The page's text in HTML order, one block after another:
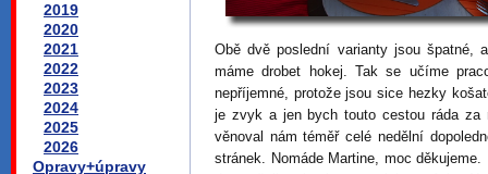
2019
2020
2021
2022
2023
2024
2025
2026
Opravy+úpravy
Obě dvě poslední varianty jsou špatné,
máme drobet hokej. Tak se učíme
nepříjemné, protože jsou sice hezky
je zvyk a jen bych touto cestou ráda za
věnoval nám téměř celé nedělní
stránek. Nomáde Martine, moc